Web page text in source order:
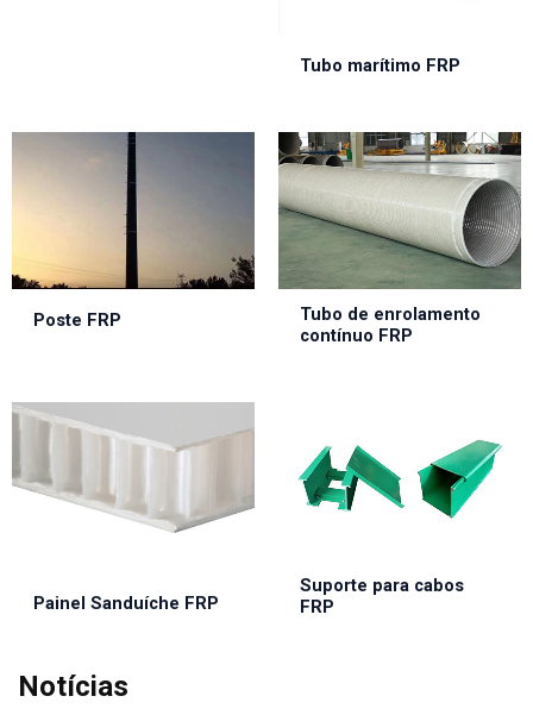
Tubo marítimo FRP
Poste FRP
Tubo de enrolamento
contínuo FRP
Painel Sanduíche FRP
Suporte para cabos
FRP
Notícias